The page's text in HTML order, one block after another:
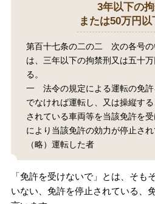
3年以下の
または50万円
第百十七条の二の二 次の各号の
は、三年以下の拘禁刑又は五十
る。
一 法令の規定による運転の免許
でなければ運転し、又は操縦す
されている車両等を当該免許を
により当該免許の効力が停止され
（略）運転した者
「免許を受けないで」とは、そも
いない、免許を停止されている、